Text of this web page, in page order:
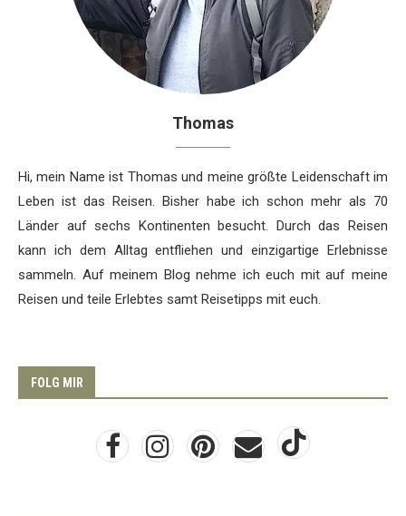
Thomas
Hi, mein Name ist Thomas und meine größte Leidenschaft im
Leben ist das Reisen. Bisher habe ich schon mehr als 70
Länder auf sechs Kontinenten besucht. Durch das Reisen
kann ich dem Alltag entfliehen und einzigartige Erlebnisse
sammeln. Auf meinem Blog nehme ich euch mit auf meine
Reisen und teile Erlebtes samt Reisetipps mit euch.
FOLG MIR